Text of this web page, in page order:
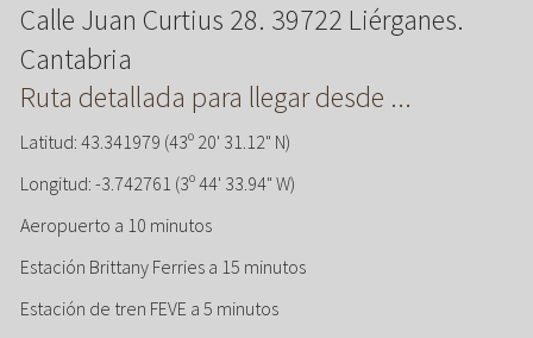
Calle Juan Curtius 28. 39722 Liérganes.
Cantabria
Ruta detallada para llegar desde ...
Latitud: 43.341979 (43º 20' 31.12" N)
Longitud: -3.742761 (3º 44' 33.94" W)
Aeropuerto a 10 minutos
Estación Brittany Ferries a 15 minutos
Estación de tren FEVE a 5 minutos